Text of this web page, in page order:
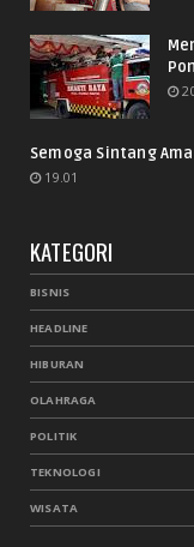
Semoga Sintang
19.01
KATEGORI
BISNIS
HEADLINE
HIBURAN
OLAHRAGA
POLITIK
TEKNOLOGI
WISATA